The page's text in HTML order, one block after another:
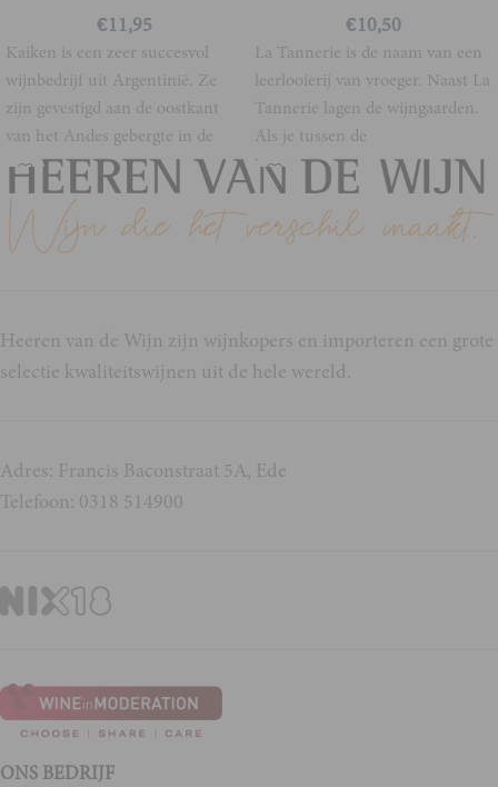
€11,95
Kaiken is een zeer succesvol
wijnbedrijf uit Argentinië. Ze
zijn gevestigd aan de oostkant
van het Andes gebergte in de
€10,50
La Tannerie is de naam van een
leerlooierij van vroeger. Naast La
Tannerie lagen de wijngaarden.
Als je tussen de
Heeren van de Wijn zijn wijnkopers en importeren een grote
selectie kwaliteitswijnen uit de hele wereld.
Adres: Francis Baconstraat 5A, Ede
Telefoon: 0318 514900
ONS BEDRIJF